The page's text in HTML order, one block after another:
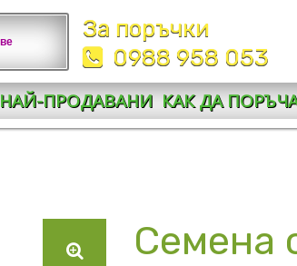
За поръчки
0988 958 053
НАЙ-ПРОДАВАНИ КАК ДА
Семена